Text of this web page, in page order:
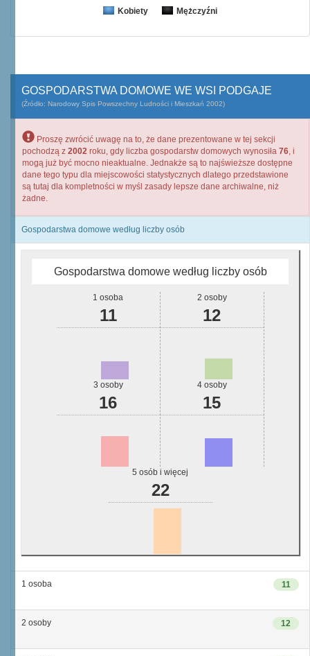
Kobiety Mężczyźni
GOSPODARSTWA DOMOWE WE WSI PODGAJE
(Źródło: Narodowy Spis Powszechny Ludności i Mieszkań 2002)
Proszę zwrócić uwagę na to, że dane prezentowane w tej sekcji
pochodzą z 2002 roku, gdy liczba gospodarstw domowych wynosiła 76, i
mogą już być mocno nieaktualne. Jednakże są to najświeższe dostępne
dane tego typu dla miejscowości statystycznych dlatego przedstawione
są tutaj dla kompletności w myśl zasady lepsze dane archiwalne, niż
żadne.
Gospodarstwa domowe według liczby osób
Gospodarstwa domowe według liczby osób
1 osoba
11
2 osoby
12
3 osoby
16
4 osoby
15
5 osób i więcej
22
11
1 osoba
12
2 osoby